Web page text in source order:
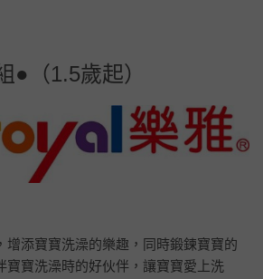
●（1.5歲起）
增添寶寶洗澡的樂趣，同時鍛鍊寶寶的
寶寶洗澡時的好伙伴，讓寶寶愛上洗